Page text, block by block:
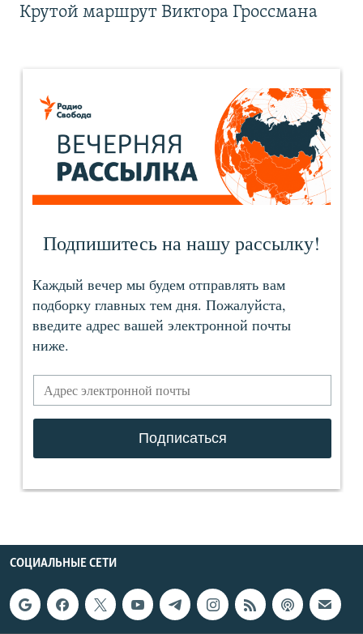
Крутой маршрут Виктора Гроссмана
СОЦИАЛЬНЫЕ СЕТИ